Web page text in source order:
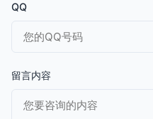
QQ
留言内容